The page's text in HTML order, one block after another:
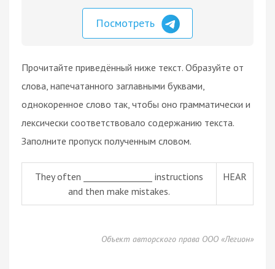
Посмотреть
Прочитайте приведённый ниже текст. Образуйте от
слова, напечатанного заглавными буквами,
однокоренное слово так, чтобы оно грамматически и
лексически соответствовало содержанию текста.
Заполните пропуск полученным словом.
They often ________________ instructions
and then make mistakes.
HEAR
Объект авторского права ООО «Легион»